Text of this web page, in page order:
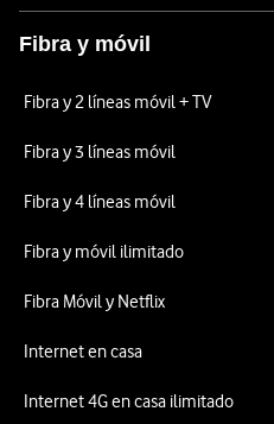
Fibra y móvil
Fibra y 2 líneas móvil + TV
Fibra y 3 líneas móvil
Fibra y 4 líneas móvil
Fibra y móvil ilimitado
Fibra Móvil y Netflix
Internet en casa
Internet 4G en casa ilimitado